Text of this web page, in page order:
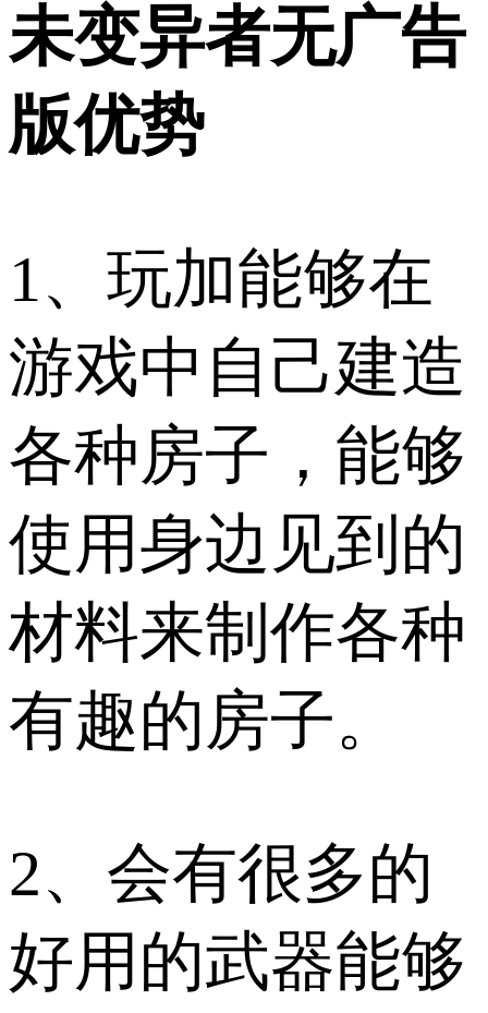
未变异者无广告
版优势
1、玩加能够在
游戏中自己建造
各种房子，能够
使用身边见到的
材料来制作各种
有趣的房子。
2、会有很多的
好用的武器能够